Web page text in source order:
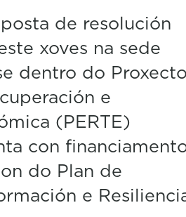
de resolución
xoves na sede
dentro do
e
(PERTE)
con
do Plan de
e